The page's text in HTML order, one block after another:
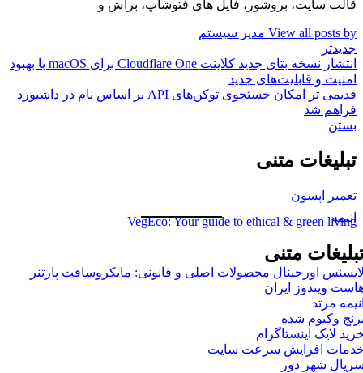
قالب سایت، بروشور، فایل های فتوشاپ، براش و
View all posts by مدیر سیستم
جدیدتر
انتشار نسخه بتای جدید کلاینت Cloudflare One برای macOS با بهبود
امنیت و قابلیت‌های جدید
قدیمی تر
امکان جستجوی توکن‌های API بر اساس نام در داشبورد
فراهم شد
بستن
تبلیغات متنی
تعمیر اپسون
VegEco: Your guide to ethical & green living
انیمه
متنی
اورجینال محصولات اصلی و قانونی: مایکروسافت پارتنر
ویندوز ایران
مرتد
وکیوم شده
لایک اینستاگرام
افرایش سرعت سایت
شهر دور